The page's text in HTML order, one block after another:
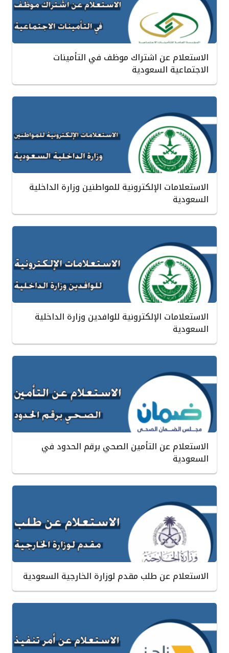
الاستعلام عن اشتراك موظف في التأمينات
الاجتماعية السعودية
الاستعلامات الإلكترونية للمواطنين وزارة الداخلية
السعودية
الاستعلامات الإلكترونية للوافدين وزارة الداخلية
السعودية
الاستعلام عن التأمين الصحي برقم الحدود في
السعودية
الاستعلام عن طلب مقدم لوزارة الخارجية السعودية